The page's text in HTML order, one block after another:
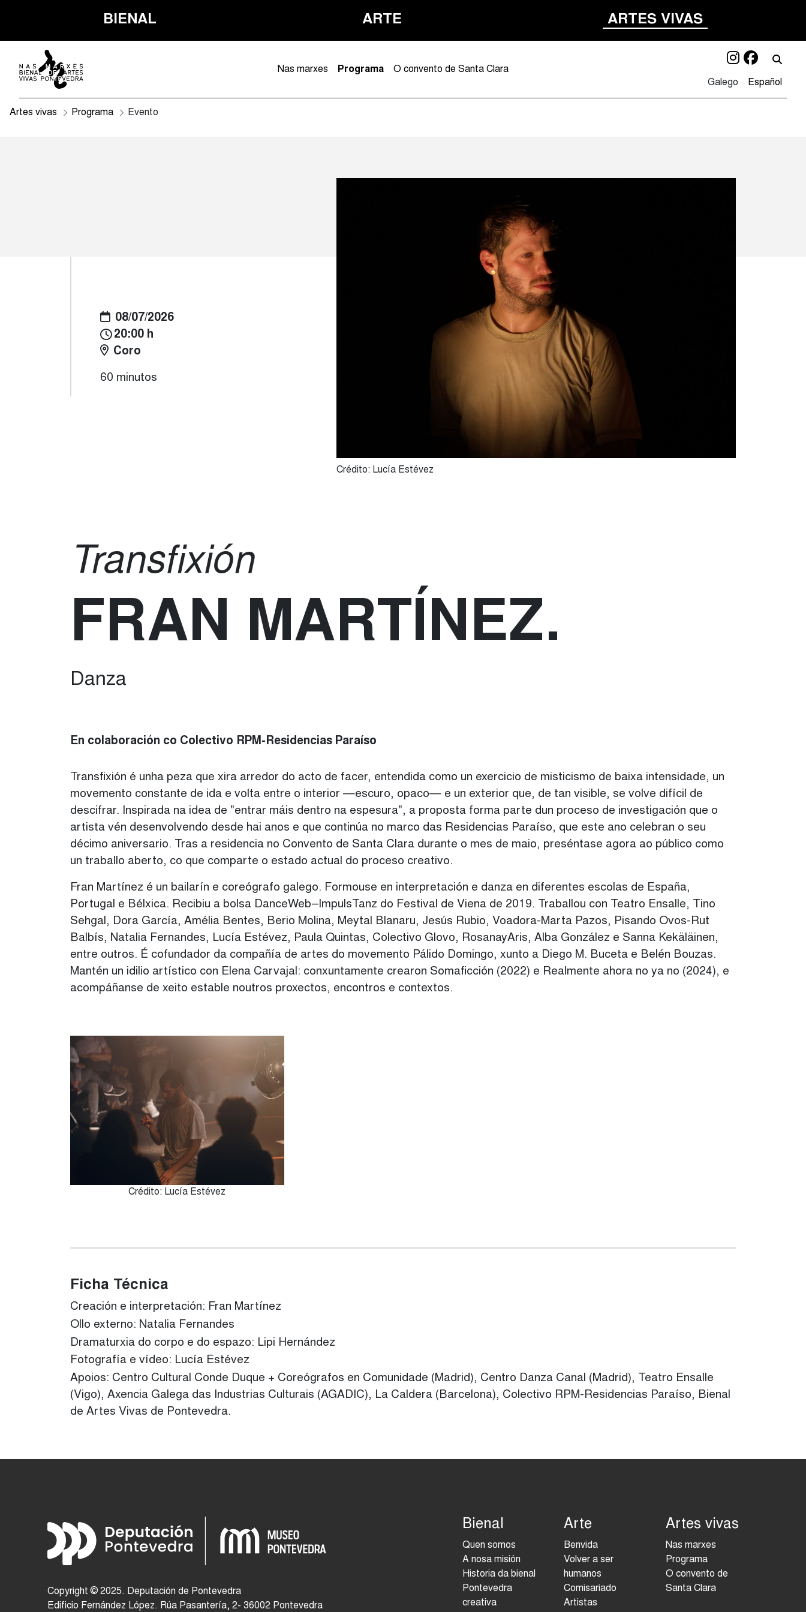
ARTES VIVAS
ARTE
BIENAL
Nas marxes Programa O convento de Santa Clara
Galego Español
Artes vivas Programa Evento
08/07/2026
20:00 h
Coro
60 minutos
Crédito: Lucía Estévez
Transfixión
FRAN MARTÍNEZ
Danza
En colaboración co Colectivo RPM-Residencias Paraíso
Transfixión é unha peza que xira arredor do acto de facer, entendida como un exercicio de misticismo de baixa intensidade, un
movemento constante de ida e volta entre o interior —escuro, opaco— e un exterior que, de tan visible, se volve difícil de
descifrar. Inspirada na idea de "entrar máis dentro na espesura", a proposta forma parte dun proceso de investigación que o
artista vén desenvolvendo desde hai anos e que continúa no marco das Residencias Paraíso, que este ano celebran o seu
décimo aniversario. Tras a residencia no Convento de Santa Clara durante o mes de maio, preséntase agora ao público como
un traballo aberto, co que comparte o estado actual do proceso creativo.
Fran Martínez é un bailarín e coreógrafo galego. Formouse en interpretación e danza en diferentes escolas de España,
Portugal e Bélxica. Recibiu a bolsa DanceWeb–ImpulsTanz do Festival de Viena de 2019. Traballou con Teatro Ensalle, Tino
Sehgal, Dora García, Amélia Bentes, Berio Molina, Meytal Blanaru, Jesús Rubio, Voadora-Marta Pazos, Pisando Ovos-Rut
Balbís, Natalia Fernandes, Lucía Estévez, Paula Quintas, Colectivo Glovo, RosanayAris, Alba González e Sanna Kekäläinen,
entre outros. É cofundador da compañía de artes do movemento Pálido Domingo, xunto a Diego M. Buceta e Belén Bouzas.
Mantén un idilio artístico con Elena Carvajal: conxuntamente crearon Somaficción (2022) e Realmente ahora no ya no (2024), e
acompáñanse de xeito estable noutros proxectos, encontros e contextos.
Crédito: Lucía Estévez
Ficha Técnica
Creación e interpretación: Fran Martínez
Ollo externo: Natalia Fernandes
Dramaturxia do corpo e do espazo: Lipi Hernández
Fotografía e vídeo: Lucía Estévez
Apoios: Centro Cultural Conde Duque + Coreógrafos en Comunidade (Madrid), Centro Danza Canal (Madrid), Teatro Ensalle
(Vigo), Axencia Galega das Industrias Culturais (AGADIC), La Caldera (Barcelona), Colectivo RPM-Residencias Paraíso, Bienal
de Artes Vivas de Pontevedra.
Copyright © 2025. Deputación de Pontevedra
Edificio Fernández López. Rúa Pasantería, 2- 36002 Pontevedra
Artes vivas
Nas marxes
Programa
O convento de
Santa Clara
Arte
Benvida
Volver a ser
humanos
Comisariado
Artistas
Bienal
Quen somos
A nosa misión
Historia da bienal
Pontevedra
creativa